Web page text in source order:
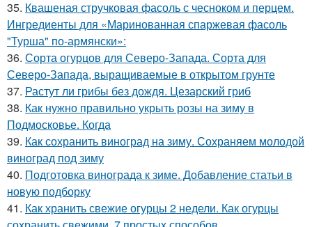
35. Квашеная стручковая фасоль с чесноком и перцем.
Ингредиенты для «Маринованная спаржевая фасоль
"Турша" по-армянски»:
36. Сорта огурцов для Северо-Запада. Сорта для
Северо-Запада, выращиваемые в открытом грунте
37. Растут ли грибы без дождя. Цезарский гриб
38. Как нужно правильно укрыть розы на зиму в
Подмосковье. Когда
39. Как сохранить виноград на зиму. Сохраняем молодой
виноград под зиму
40. Подготовка винограда к зиме. Добавление статьи в
новую подборку
41. Как хранить свежие огурцы 2 недели. Как огурцы